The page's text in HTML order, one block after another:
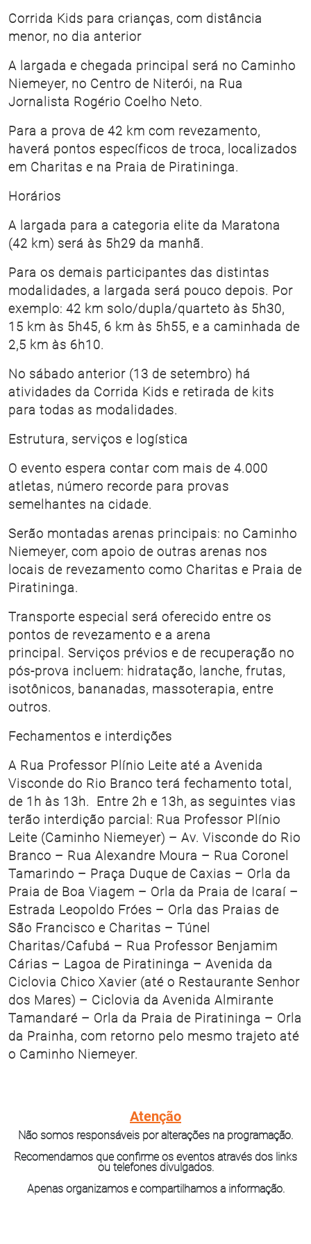
Corrida Kids para crianças, com distância
menor, no dia anterior
A largada e chegada principal será no Caminho
Niemeyer, no Centro de Niterói, na Rua
Jornalista Rogério Coelho Neto.
Para a prova de 42 km com revezamento,
haverá pontos específicos de troca, localizados
em Charitas e na Praia de Piratininga.
Horários
A largada para a categoria elite da Maratona
(42 km) será às 5h29 da manhã.
Para os demais participantes das distintas
modalidades, a largada será pouco depois. Por
exemplo: 42 km solo/dupla/quarteto às 5h30,
15 km às 5h45, 6 km às 5h55, e a caminhada de
2,5 km às 6h10.
No sábado anterior (13 de setembro) há
atividades da Corrida Kids e retirada de kits
para todas as modalidades.
Estrutura, serviços e logística
O evento espera contar com mais de 4.000
atletas, número recorde para provas
semelhantes na cidade.
Serão montadas arenas principais: no Caminho
Niemeyer, com apoio de outras arenas nos
locais de revezamento como Charitas e Praia de
Piratininga.
Transporte especial será oferecido entre os
pontos de revezamento e a arena
principal. Serviços prévios e de recuperação no
pós-prova incluem: hidratação, lanche, frutas,
isotônicos, bananadas, massoterapia, entre
outros.
Fechamentos e interdições
A Rua Professor Plínio Leite até a Avenida
Visconde do Rio Branco terá fechamento total,
de 1h às 13h. Entre 2h e 13h, as seguintes vias
terão interdição parcial: Rua Professor Plínio
Leite (Caminho Niemeyer) – Av. Visconde do Rio
Branco – Rua Alexandre Moura – Rua Coronel
Tamarindo – Praça Duque de Caxias – Orla da
Praia de Boa Viagem – Orla da Praia de Icaraí –
Estrada Leopoldo Fróes – Orla das Praias de
São Francisco e Charitas – Túnel
Charitas/Cafubá – Rua Professor Benjamim
Cárias – Lagoa de Piratininga – Avenida da
Ciclovia Chico Xavier (até o Restaurante Senhor
dos Mares) – Ciclovia da Avenida Almirante
Tamandaré – Orla da Praia de Piratininga – Orla
da Prainha, com retorno pelo mesmo trajeto até
o Caminho Niemeyer.
Atenção
Não somos responsáveis por alterações na programação.
Recomendamos que confirme os eventos através dos links
ou telefones divulgados.
Apenas organizamos e compartilhamos a informação.